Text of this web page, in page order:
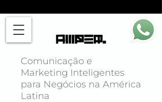
Comunicação e
Marketing Inteligentes
para Negócios na América
Latina